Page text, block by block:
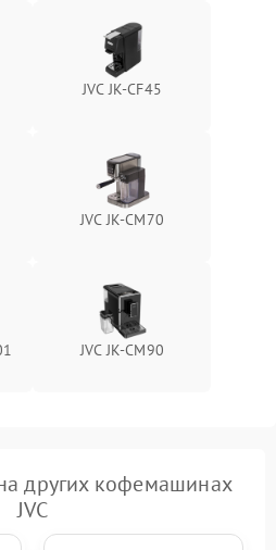
JVC JK-CF45
JVC JK-CM70
JVC JK-CM90
других кофемашинах
JVC